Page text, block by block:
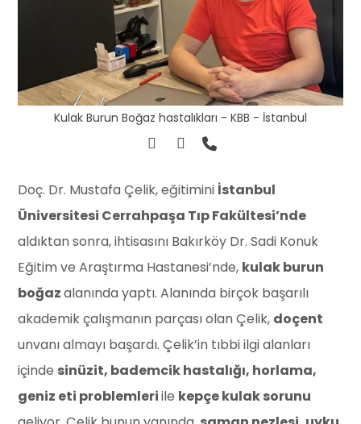
Kulak Burun Boğaz hastalıkları - KBB - İstanbul
Doç. Dr. Mustafa Çelik, eğitimini İstanbul
Üniversitesi Cerrahpaşa Tıp Fakültesi’nde
aldıktan sonra, ihtisasını Bakırköy Dr. Sadi Konuk
Eğitim ve Araştırma Hastanesi’nde, kulak burun
boğazalanında yaptı. Alanında birçok başarılı
akademik çalışmanın parçası olan Çelik, doçent
unvanı almayı başardı. Çelik’in tıbbi ilgi alanları
içinde sinüzit, bademcik hastalığı, horlama,
geniz eti problemleriile kepçe kulak sorunu